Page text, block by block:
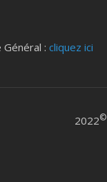
: cliquez ici
2022©